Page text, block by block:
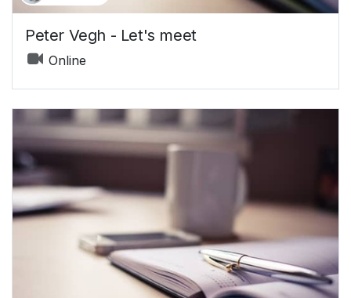
Peter Vegh - Let's meet
Online